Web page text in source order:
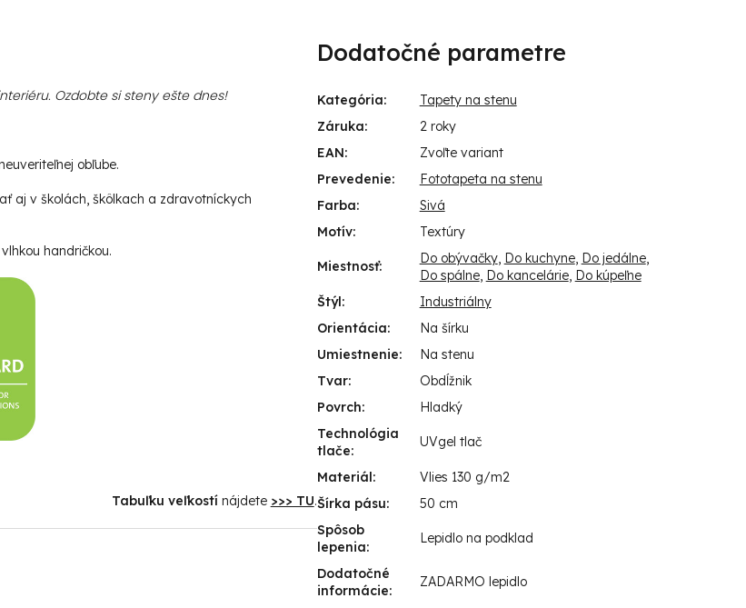
Ozdobte si steny ešte dnes!
obľube.
aj v školách, škôlkach a zdravotníckych
handričkou.
Tabuľku veľkostínájdete >>> TU.
Dodatočné parametre
Kategória:
Tapety na stenu
Záruka:
2 roky
EAN:
Zvoľte variant
Prevedenie:
Fototapeta na stenu
Farba:
Sivá
Motív: Textúry
Miestnosť: Do obývačky, Do kuchyne, Do jedálne,
Do spálne, Do kancelárie, Do kúpeľne
Štýl:
Industriálny
Orientácia:
Na šírku
Umiestnenie:
Na stenu
Tvar:
Obdĺžnik
Povrch:
Hladký
Technológia
tlače:
UVgel tlač
Materiál:
Vlies 130 g/m2
Šírka pásu:
50 cm
Spôsob
lepenia:
Lepidlo na podklad
Dodatočné
informácie:
ZADARMO lepidlo